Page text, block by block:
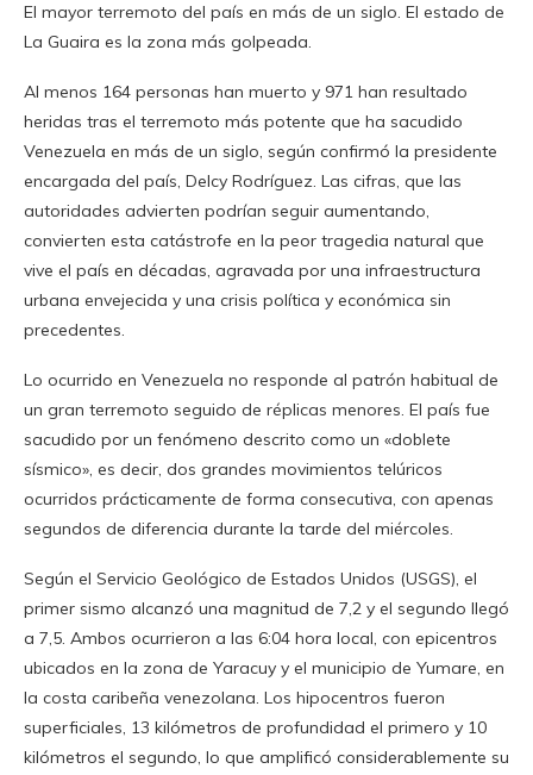
El mayor terremoto del país en más de un siglo. El estado de
La Guaira es la zona más golpeada.
Al menos 164 personas han muerto y 971 han resultado
heridas tras el terremoto más potente que ha sacudido
Venezuela en más de un siglo, según confirmó la presidente
encargada del país, Delcy Rodríguez. Las cifras, que las
autoridades advierten podrían seguir aumentando,
convierten esta catástrofe en la peor tragedia natural que
vive el país en décadas, agravada por una infraestructura
urbana envejecida y una crisis política y económica sin
precedentes.
Lo ocurrido en Venezuela no responde al patrón habitual de
un gran terremoto seguido de réplicas menores. El país fue
sacudido por un fenómeno descrito como un «doblete
sísmico», es decir, dos grandes movimientos telúricos
ocurridos prácticamente de forma consecutiva, con apenas
segundos de diferencia durante la tarde del miércoles.
Según el Servicio Geológico de Estados Unidos (USGS), el
primer sismo alcanzó una magnitud de 7,2 y el segundo llegó
a 7,5. Ambos ocurrieron a las 6:04 hora local, con epicentros
ubicados en la zona de Yaracuy y el municipio de Yumare, en
la costa caribeña venezolana. Los hipocentros fueron
superficiales, 13 kilómetros de profundidad el primero y 10
kilómetros el segundo, lo que amplificó considerablemente su